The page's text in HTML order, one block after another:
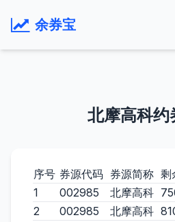
余券宝
北摩高科约
序号 券源代码 券源简称 剩
1
002985 北摩高科
2
002985 北摩高科